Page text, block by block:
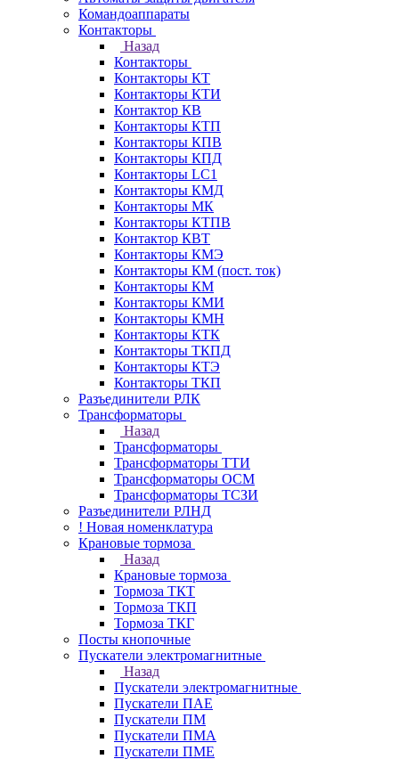
Командоаппараты
Контакторы
Назад
Контакторы
Контакторы КТ
Контакторы КТИ
Контактор КВ
Контакторы КТП
Контакторы КПВ
Контакторы КПД
Контакторы LC1
Контакторы КМД
Контакторы МК
Контакторы КТПВ
Контактор КВТ
Контакторы КМЭ
Контакторы КМ (пост. ток)
Контакторы КМ
Контакторы КМИ
Контакторы КМН
Контакторы КТК
Контакторы ТКПД
Контакторы КТЭ
Контакторы ТКП
Разъединители РЛК
Трансформаторы
Назад
Трансформаторы
Трансформаторы ТТИ
Трансформаторы ОСМ
Трансформаторы ТСЗИ
Разъединители РЛНД
! Новая номенклатура
Крановые тормоза
Назад
Крановые тормоза
Тормоза ТКТ
Тормоза ТКП
Тормоза ТКГ
Посты кнопочные
Пускатели электромагнитные
Назад
Пускатели электромагнитные
Пускатели ПАЕ
Пускатели ПМ
Пускатели ПМА
Пускатели ПМЕ